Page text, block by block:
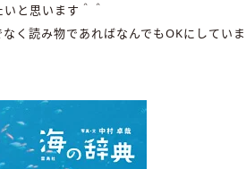
と思います＾＾
く読み物であればなんでもOKにしてい